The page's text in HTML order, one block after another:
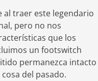
al traer este legendario
pero no nos
que los
un footswitch
permanezca intacto
del pasado.